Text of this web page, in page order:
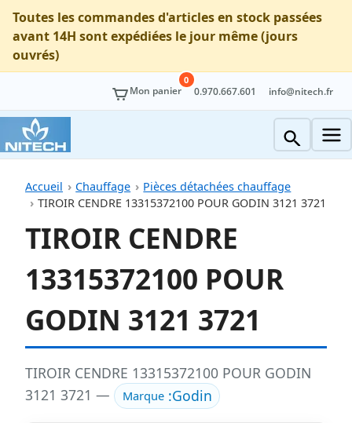
Toutes les commandes d'articles en stock passées
avant 14H sont expédiées le jour même (jours
ouvrés)
Mon panier
0
0.970.667.601 info@nitech.fr
Accueil Chauffage
Pièces détachées chauffage
TIROIR CENDRE 13315372100 POUR GODIN 3121 3721
TIROIR CENDRE
13315372100 POUR
GODIN 3121 3721
TIROIR CENDRE 13315372100 POUR GODIN
3121 3721 —
Marque:Godin